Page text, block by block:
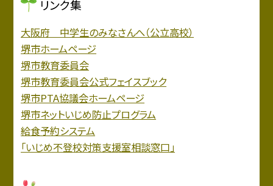
リンク集
大阪府 中学生のみなさんへ（公立高校）
堺市ホームページ
堺市教育委員会
堺市教育委員会公式フェイスブック
堺市PTA協議会ホームページ
堺市ネットいじめ防止プログラム
給食予約システム
「いじめ不登校対策支援室相談窓口」